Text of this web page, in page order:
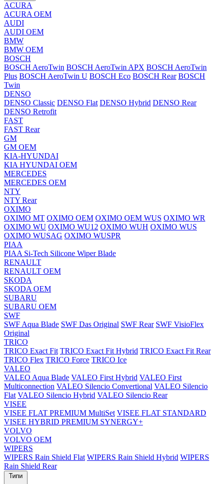
ACURA
ACURA OEM
AUDI
AUDI OEM
BMW
BMW OEM
BOSCH
BOSCH AeroTwin BOSCH AeroTwin APX BOSCH AeroTwin
Plus BOSCH AeroTwin U BOSCH Eco BOSCH Rear BOSCH
Twin
DENSO
DENSO Classic DENSO Flat DENSO Hybrid DENSO Rear
DENSO Retrofit
FAST
FAST Rear
GM
GM OEM
KIA-HYUNDAI
KIA HYUNDAI OEM
MERCEDES
MERCEDES OEM
NTY
NTY Rear
OXIMO
OXIMO MT OXIMO OEM OXIMO OEM WUS OXIMO WR
OXIMO WU OXIMO WU12 OXIMO WUH OXIMO WUS
OXIMO WUSAG OXIMO WUSPR
PIAA
PIAA Si-Tech Silicone Wiper Blade
RENAULT
RENAULT OEM
SKODA
SKODA OEM
SUBARU
SUBARU OEM
SWF
SWF Aqua Blade SWF Das Original SWF Rear SWF VisioFlex
Original
TRICO
TRICO Exact Fit TRICO Exact Fit Hybrid TRICO Exact Fit Rear
TRICO Flex TRICO Force TRICO Ice
VALEO
VALEO Aqua Blade VALEO First Hybrid VALEO First
Multiconnection VALEO Silencio Convertional VALEO Silencio
Flat VALEO Silencio Hybrid VALEO Silencio Rear
VISEE
VISEE FLAT PREMIUM MultiSet VISEE FLAT STANDARD
VISEE HYBRID PREMIUM SYNERGY+
VOLVO
VOLVO OEM
WIPERS
WIPERS Rain Shield Flat WIPERS Rain Shield Hybrid WIPERS
Rain Shield Rear
Типи